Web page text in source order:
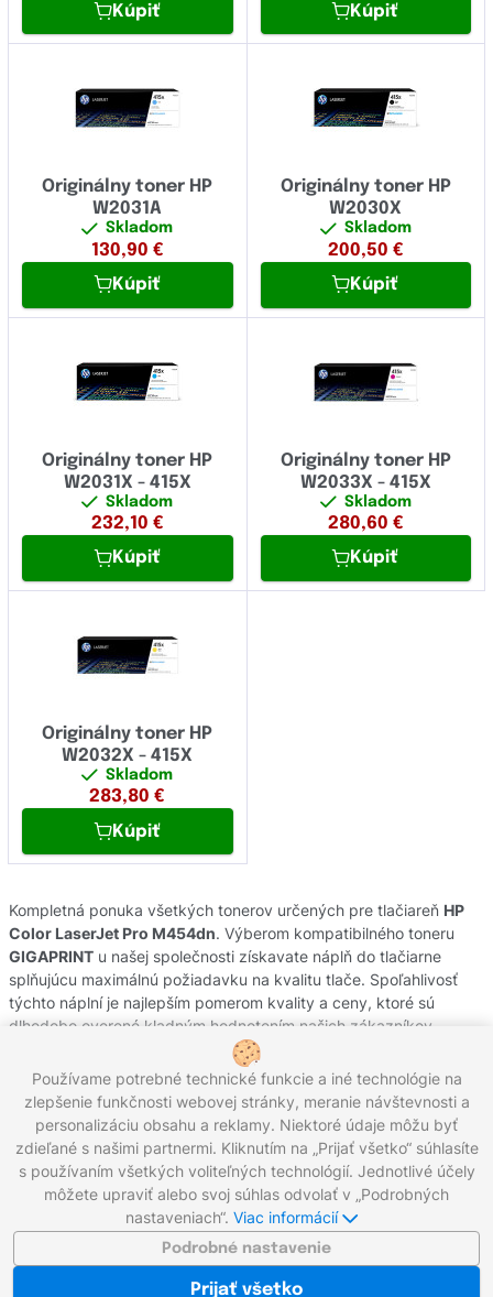
Kúpiť
Kúpiť
Originálny toner HP
W2031A
Skladom
130,90 €
Kúpiť
Originálny toner HP
W2030X
Skladom
200,50 €
Kúpiť
Originálny toner HP
W2031X - 415X
Skladom
232,10 €
Kúpiť
Originálny toner HP
W2033X - 415X
Skladom
280,60 €
Kúpiť
Originálny toner HP
W2032X - 415X
Skladom
283,80 €
Kúpiť
Kompletná ponuka všetkých tonerov určených pre tlačiareň HP
Color LaserJet Pro M454dn. Výberom kompatibilného toneru
GIGAPRINT u našej společnosti získavate náplň do tlačiarne
splňujúcu maximálnú požiadavku na kvalitu tlače. Spoľahlivosť
týchto náplní je najlepším pomerom kvality a ceny, ktoré sú
dlhodobo overené kladným hodnotením našich zákazníkov.
HPpochádzajú z oficiálnej
slovenskej distribúcie s garanciou pôvodu. Potrebujete poradiť s
výberom náplní do Vašej tlačiarne, kontaktujte náš zákaznícky
servis, kde Vám radi pomôžeme.
Zavolajte nám: 0221 000 012
Pracovné dni 8:00 - 16:30
Napíšte nám:info@gigaprint.sk©2026 gigaprint.sk
Zobraziť klasickú verziu
Používame potrebné technické funkcie a iné technológie na
zlepšenie funkčnosti webovej stránky, meranie návštevnosti a
personalizáciu obsahu a reklamy. Niektoré údaje môžu byť
zdieľané s našimi partnermi. Kliknutím na „Prijať všetko“ súhlasíte
s používaním všetkých voliteľných technológií. Jednotlivé účely
môžete upraviť alebo svoj súhlas odvolať v „Podrobných
nastaveniach“. Viac informácií
Podrobné nastavenie
Prijať všetko